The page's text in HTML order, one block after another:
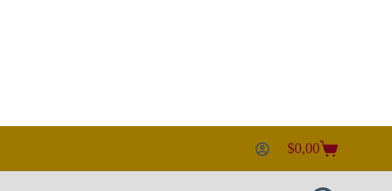
Warenkorb
$0,00